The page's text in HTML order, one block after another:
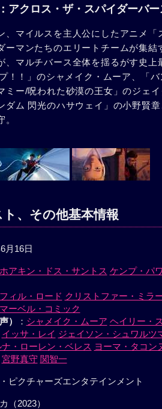
アクロス・ザ・スパイダーバ
、マイルスを主人公にしたアニメ
ーマンたちのエリートチームが集
、マルチバース全体を揺るがす史上
！！」のシャメイク・ムーア、「
ミー/呪われた砂漠の王女」のジェ
ダム 閃光のハサウェイ」の小野賢
。
、その他基本情報
月16日
ホアキン・ドス・サントス ケンプ・パ
フィル・ロード クリストファー・ミラ
マーベル・コミック
）
： シャメイク・ムーア ヘイリー・
イッサ・レイ ジェイソン・シュワルツ
ナ・ローレン・ベレス ヨーマ・タコン
宮野真守 関智一
ピクチャーズエンタテインメント
（2023）